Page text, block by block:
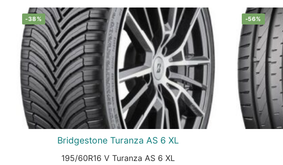
-38%
Bridgestone Turanza AS 6 XL
195/60R16 V Turanza AS 6 XL
-56%